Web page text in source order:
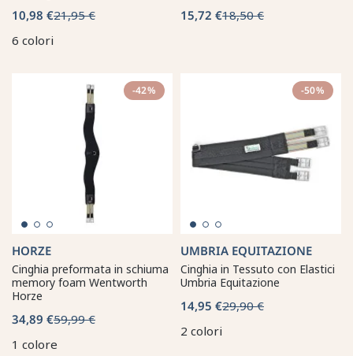
10,98 €21,95 €
6 colori
15,72 €18,50 €
-42%
HORZE
Cinghia preformata in schiuma
memory foam Wentworth
Horze
34,89 €59,99 €
1 colore
-50%
UMBRIA EQUITAZIONE
Cinghia in Tessuto con Elastici
Umbria Equitazione
14,95 €29,90 €
2 colori